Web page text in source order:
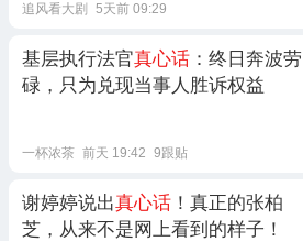
追风看大剧 5天前 09:29
基层执行法官真心话 ：终日奔波劳
碌，只为兑现当事人胜诉权益
一杯浓茶 前天 19:42 9跟贴
谢婷婷说出真心话 ！真正的张柏
芝，从来不是网上看到的样子！